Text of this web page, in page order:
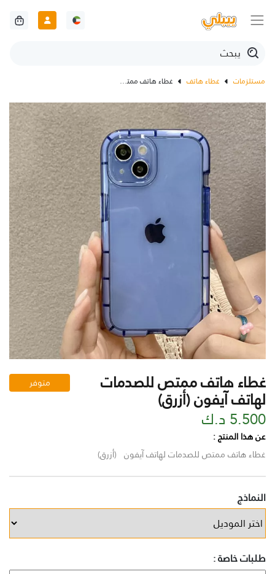
مستلزمات غطاء هاتف غطاء هاتف ممتص للصدمات لهاتف آيفون (أزرق)
غطاء هاتف ممتص للصدمات
لهاتف آيفون (أزرق)
متوفر
5.500 د.ك
عن هذا المنتج :
غطاء هاتف ممتص للصدمات لهاتف آيفون (أزرق)
النماذج
طلبات خاصة :